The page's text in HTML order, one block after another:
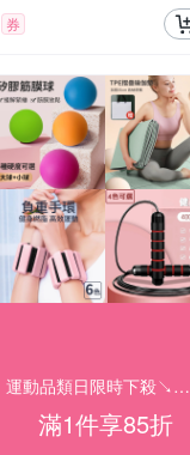
券
運動品類日限時下殺↘結帳85折
滿1件享85折